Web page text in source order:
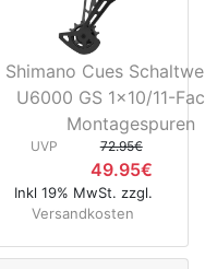
Shimano Cues
U6000 GS 1x10/11-
Montagespuren
UVP 72.95€
49.95€
Inkl 19% MwSt. zzgl.
Versandkosten